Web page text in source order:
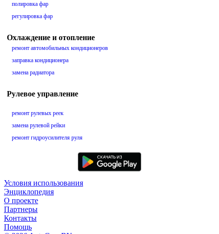
полировка фар
регулировка фар
Охлаждение и отопление
ремонт автомобильных кондиционеров
заправка кондиционера
замена радиатора
Рулевое управление
ремонт рулевых реек
замена рулевой рейки
ремонт гидроусилителя руля
Условия использования
Энциклопедия
О проекте
Партнеры
Контакты
Помощь